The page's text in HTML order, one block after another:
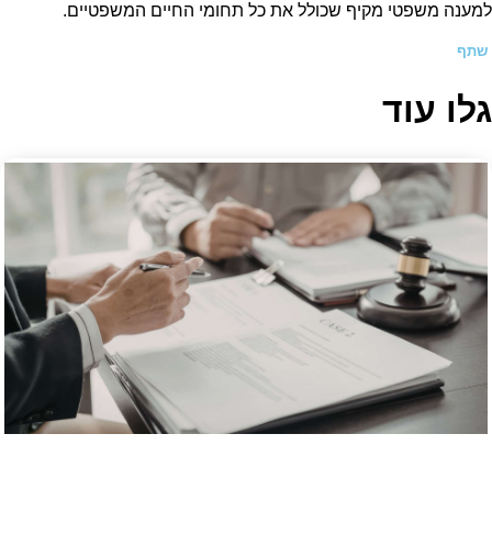
למענה משפטי מקיף שכולל את כל תחומי החיים המשפטיים.
שתף
גלו עוד